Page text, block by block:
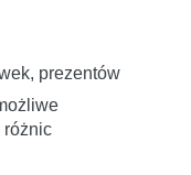
prezentów
różnic